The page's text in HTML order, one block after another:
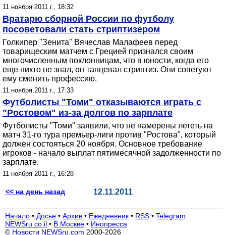
11 ноября 2011 г., 18:32
Вратарю сборной России по футболу
посоветовали стать стриптизером
Голкипер "Зенита" Вячеслав Малафеев перед
товарищеским матчем с Грецией признался своим
многочисленным поклонницам, что в юности, когда его
еще никто не знал, он танцевал стриптиз. Они советуют
ему сменить профессию.
11 ноября 2011 г., 17:33
Футболисты "Томи" отказываются играть с
"Ростовом" из-за долгов по зарплате
Футболисты "Томи" заявили, что не намерены лететь на
матч 31-го тура премьер-лиги против "Ростова", который
должен состояться 20 ноября. Основное требование
игроков - начало выплат пятимесячной задолженности по
зарплате.
11 ноября 2011 г., 16:28
<< на день назад 12.11.2011
Начало • Досье • Архив • Ежедневник • RSS • Telegram
NEWSru.co.il • В Москве • Инопресса
© Новости NEWSru.com 2000-2026